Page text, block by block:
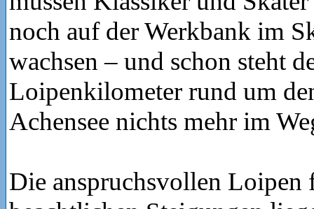
noch auf der Werkbank im
wachsen – und schon steht
Loipenkilometer rund um
Achensee nichts mehr im
Die anspruchsvollen